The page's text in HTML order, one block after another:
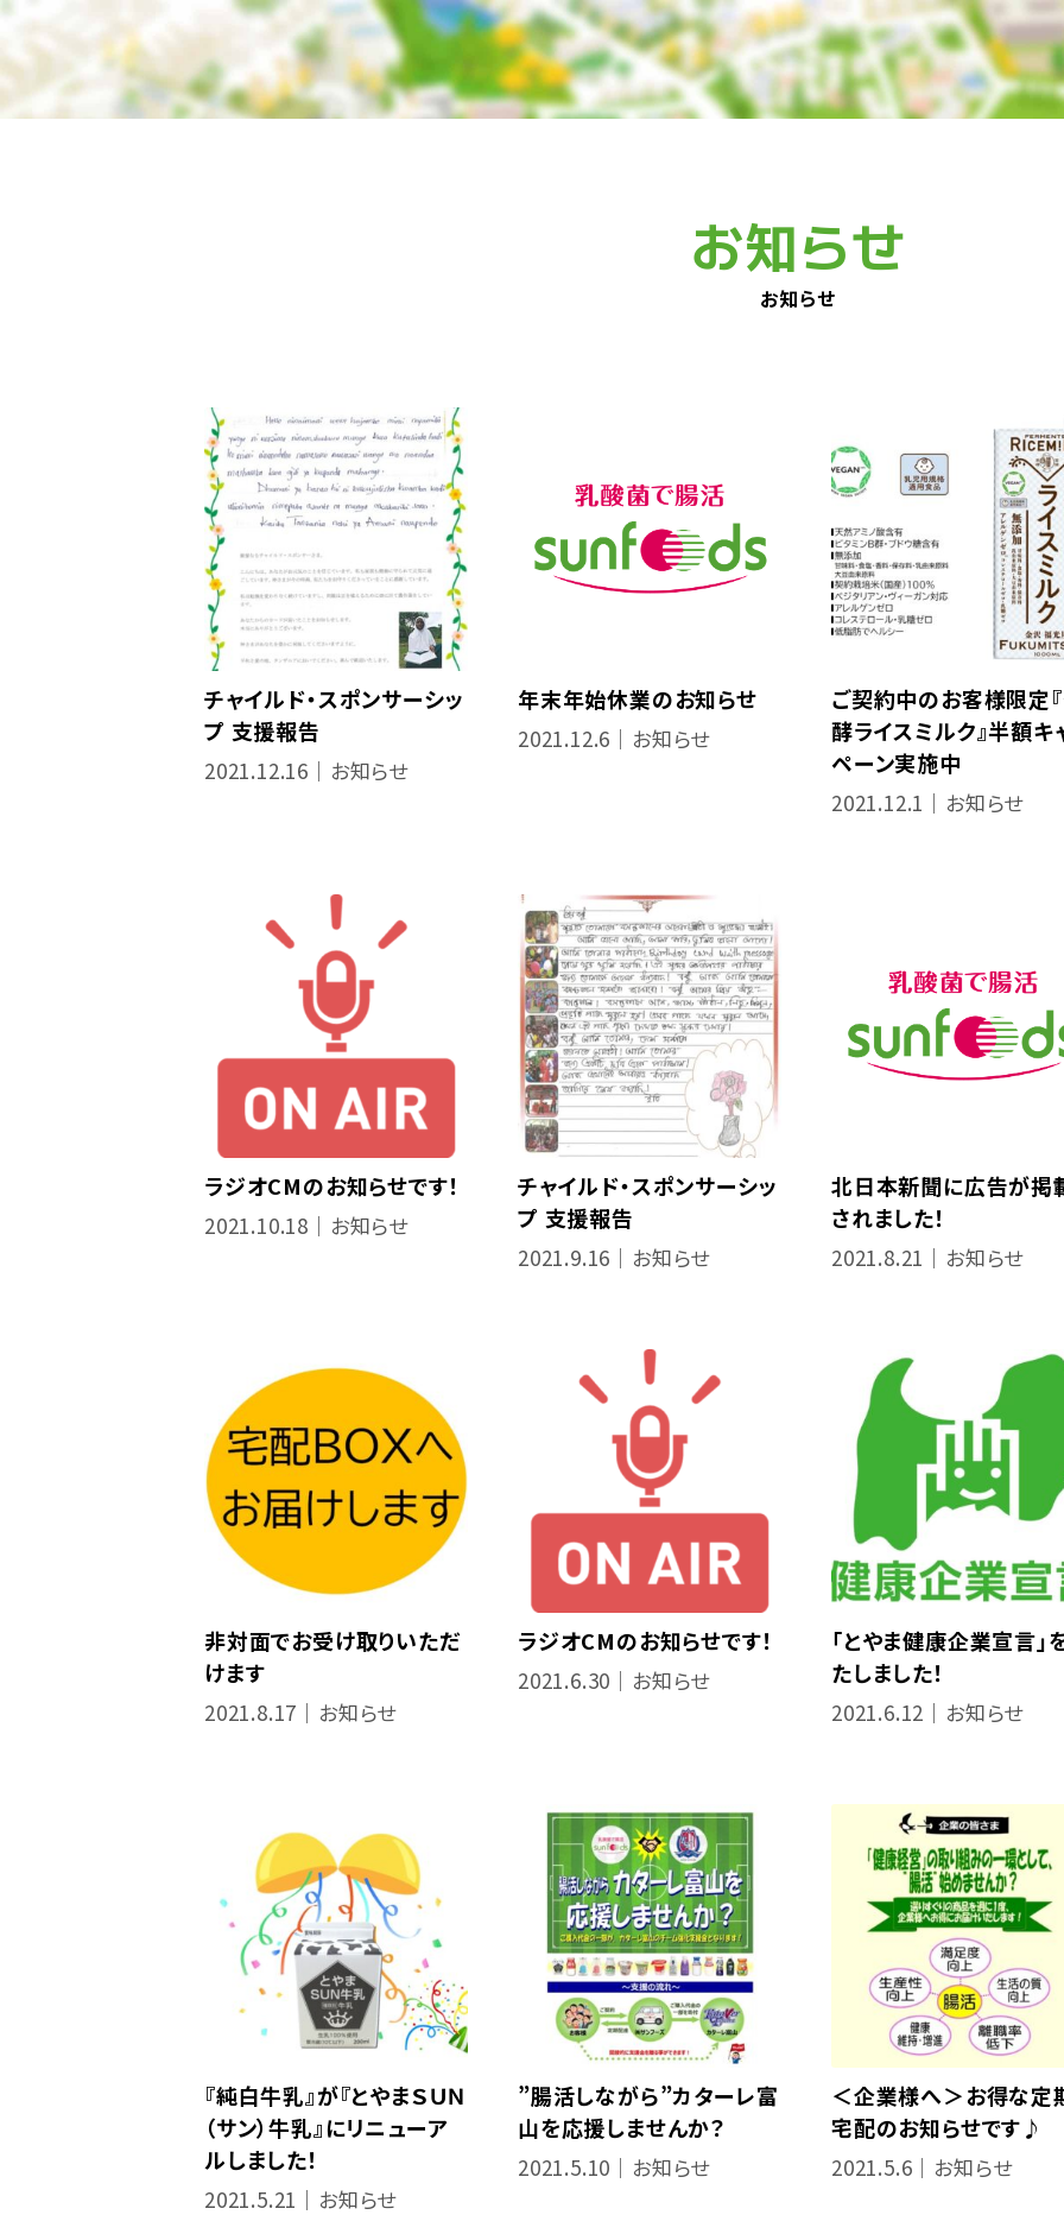
お知らせ
お知らせ
チャイルド・スポンサーシッ
プ 支援報告
2021.12.16｜お知らせ
年末年始休業のお知らせ
2021.12.6｜お知らせ
ご契約中のお客様限定
酵ライスミルク』半額キ
ペーン実施中
2021.12.1｜お知らせ
ラジオCMのお知らせです！
2021.10.18｜お知らせ
チャイルド・スポンサーシッ
プ 支援報告
2021.9.16｜お知らせ
北日本新聞に広告が掲
されました！
2021.8.21｜お知らせ
非対面でお受け取りいただ
けます
2021.8.17｜お知らせ
ラジオCMのお知らせです！
2021.6.30｜お知らせ
「とやま健康企業宣言」
たしました！
2021.6.12｜お知らせ
『純白牛乳』が『とやまＳＵＮ
（サン）牛乳』にリニューア
ルしました！
2021.5.21｜お知らせ
”腸活しながら”カターレ富
山を応援しませんか？
2021.5.10｜お知らせ
＜企業様へ＞お得な定
宅配のお知らせです♪
2021.5.6｜お知らせ